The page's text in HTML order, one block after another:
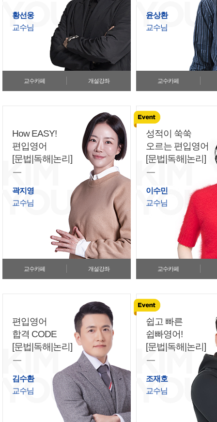
황선웅
교수님
교수카페 개설강좌
윤상환
교수님
교수카페
How EASY!
편입영어
[문법|독해|논리]
곽지영
교수님
교수카페 개설강좌
성적이 쑥쑥
오르는 편입영어
[문법|독해|논리]
이수민
교수님
교수카페
편입영어
합격 CODE
[문법|독해|논리]
김수환
교수님
쉽고 빠른
쉽빠영어!
[문법|독해|논리]
조재호
교수님